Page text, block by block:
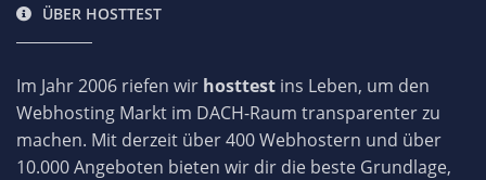
ÜBER HOSTTEST
Im Jahr 2006 riefen wir hosttest ins Leben, um den
Webhosting Markt im DACH-Raum transparenter zu
machen. Mit derzeit über 400 Webhostern und über
10.000 Angeboten bieten wir dir die beste Grundlage,